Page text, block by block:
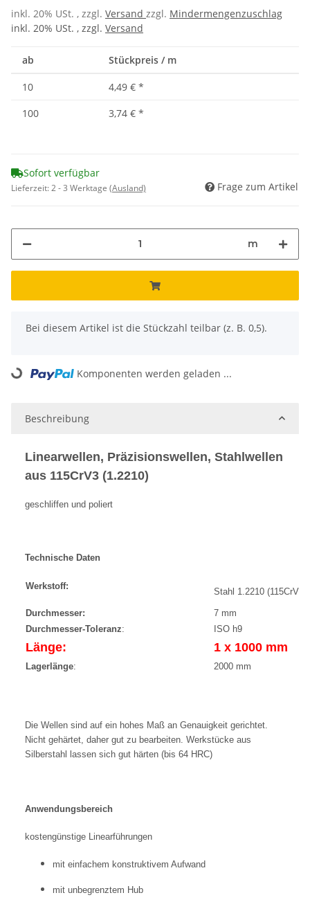
inkl. 20% USt. , zzgl. Versand zzgl. Mindermengenzuschlag
inkl. 20% USt. , zzgl. Versand
ab Stückpreis / m
10 4,49 € *
100
3,74 € *
Sofort verfügbar
Lieferzeit:2 - 3 Werktage (Ausland) Frage zum Artikel
m
x
Bei diesem Artikel ist die Stückzahl teilbar (z. B. 0,5).
Loading... Komponenten werden geladen ...
Beschreibung
Linearwellen, Präzisionswellen, Stahlwellen
aus 115CrV3 (1.2210)
geschliffen und poliert
Technische Daten
Werkstoff:
Stahl 1.2210 (115CrV3)
Durchmesser:
7 mm
Durchmesser-Toleranz: ISO h9
Länge: 1 x 1000 mm
Lagerlänge: 2000 mm
Die Wellen sind auf ein hohes Maß an Genauigkeit gerichtet.
Nicht gehärtet, daher gut zu bearbeiten. Werkstücke aus
Silberstahl lassen sich gut härten (bis 64 HRC)
Anwendungsbereich
kostengünstige Linearführungen
mit einfachem konstruktivem Aufwand
mit unbegrenztem Hub